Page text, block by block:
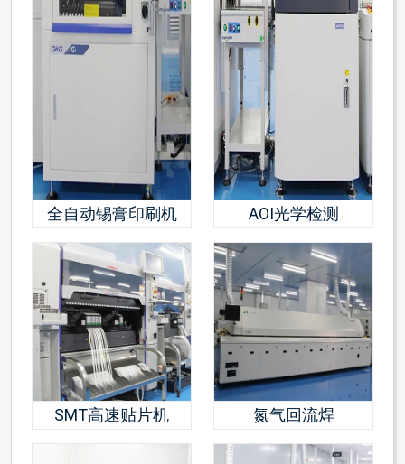
全自动锡膏印刷机 AOI光学检测
SMT高速贴片机 氮气回流焊